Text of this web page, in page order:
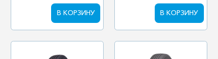
В КОРЗИНУ В КОРЗИНУ